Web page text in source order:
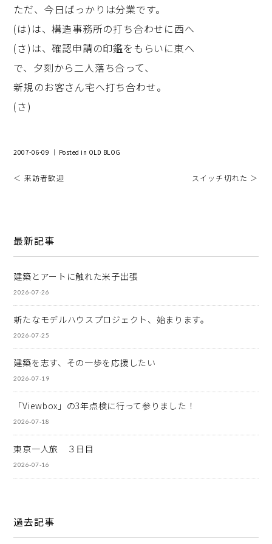
ただ、今日ばっかりは分業です。
(は)は、構造事務所の打ち合わせに西へ
(さ)は、確認申請の印鑑をもらいに東へ
で、夕刻から二人落ち合って、
新規のお客さん宅へ打ち合わせ。
(さ)
2007-06-09 ｜ Posted in OLD BLOG
＜ 来訪者歓迎 スイッチ切れた ＞
最新記事
建築とアートに触れた米子出張
2026-07-26
新たなモデルハウスプロジェクト、始まります。
2026-07-25
建築を志す、その一歩を応援したい
2026-07-19
「Viewbox」の3年点検に行って参りました！
2026-07-18
東京一人旅 ３日目
2026-07-16
過去記事